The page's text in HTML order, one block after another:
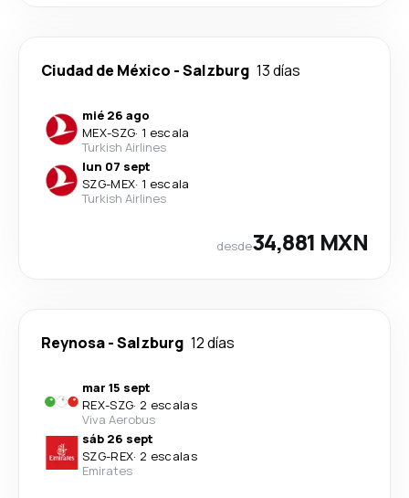
Ciudad de México -Salzburg 13 días
mié 26 ago
MEX-SZG· 1 escala
Turkish Airlines
lun 07 sept
SZG-MEX· 1 escala
Turkish Airlines
desde34,881 MXN
Reynosa-Salzburg 12 días
mar 15 sept
REX-SZG· 2 escalas
Viva Aerobus
sáb 26 sept
SZG-REX· 2 escalas
Emirates